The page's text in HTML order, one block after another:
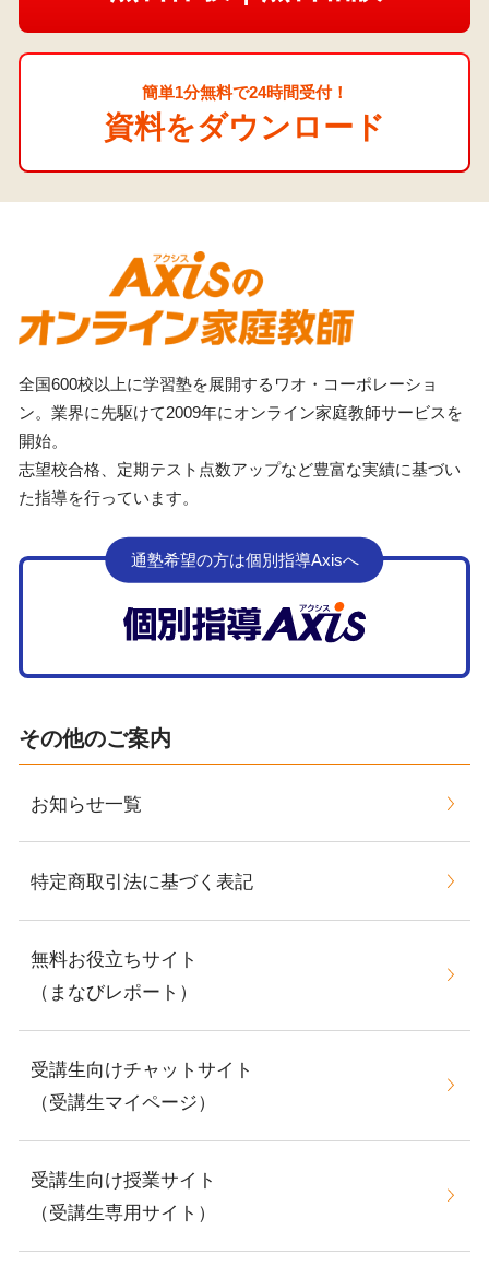
簡単1分無料で24時間受付！
資料をダウンロード
全国600校以上に学習塾を展開するワオ・コーポレーショ
ン。業界に先駆けて2009年にオンライン家庭教師サービスを
開始。
志望校合格、定期テスト点数アップなど豊富な実績に基づい
た指導を行っています。
通塾希望の方は個別指導Axisへ
その他のご案内
お知らせ一覧
特定商取引法に基づく表記
無料お役立ちサイト
（まなびレポート）
受講生向けチャットサイト
（受講生マイページ）
受講生向け授業サイト
（受講生専用サイト）